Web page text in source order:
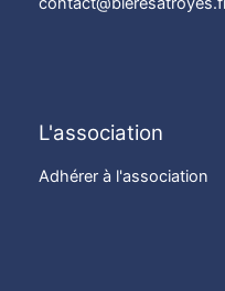
L'association
Adhérer à l'association